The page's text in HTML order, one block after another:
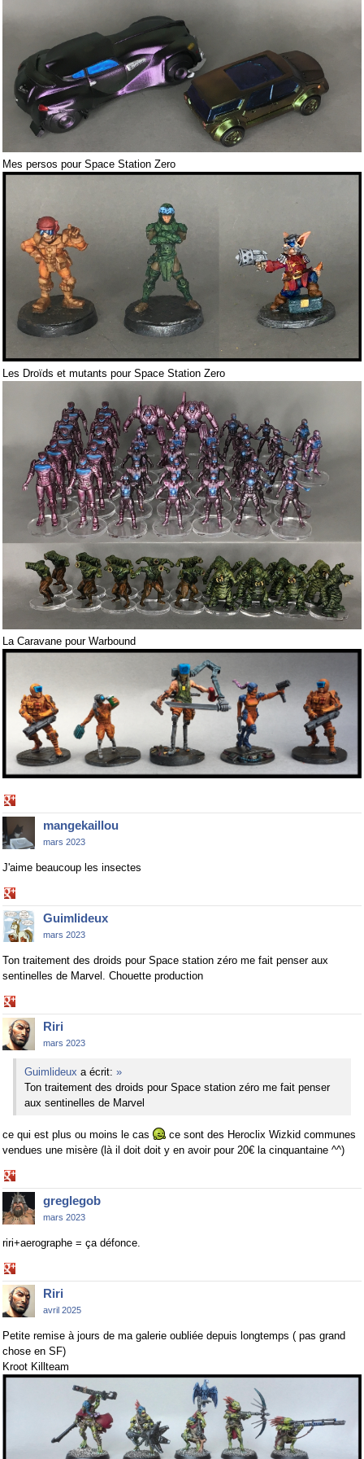
Mes persos pour Space Station Zero
Les Droïds et mutants pour Space Station Zero
La Caravane pour Warbound
on
Google+mangekaillou
mars 2023
J'aime beaucoup les insectes
on
Google+Guimlideux
mars 2023
Ton traitement des droids pour Space station zéro me fait penser aux
sentinelles de Marvel. Chouette production
on
Google+Riri
mars 2023
Guimlideux a écrit: »
Ton traitement des droids pour Space station zéro me fait penser
aux sentinelles de Marvel
ce qui est plus ou moins le cas
ce sont des Heroclix Wizkid communes
vendues une misère (là il doit doit y en avoir pour 20€ la cinquantaine ^^)
on
Google+greglegob
mars 2023
riri+aerographe = ça défonce.
on
Google+Riri
avril 2025
Petite remise à jours de ma galerie oubliée depuis longtemps ( pas grand
chose en SF)
Kroot Killteam